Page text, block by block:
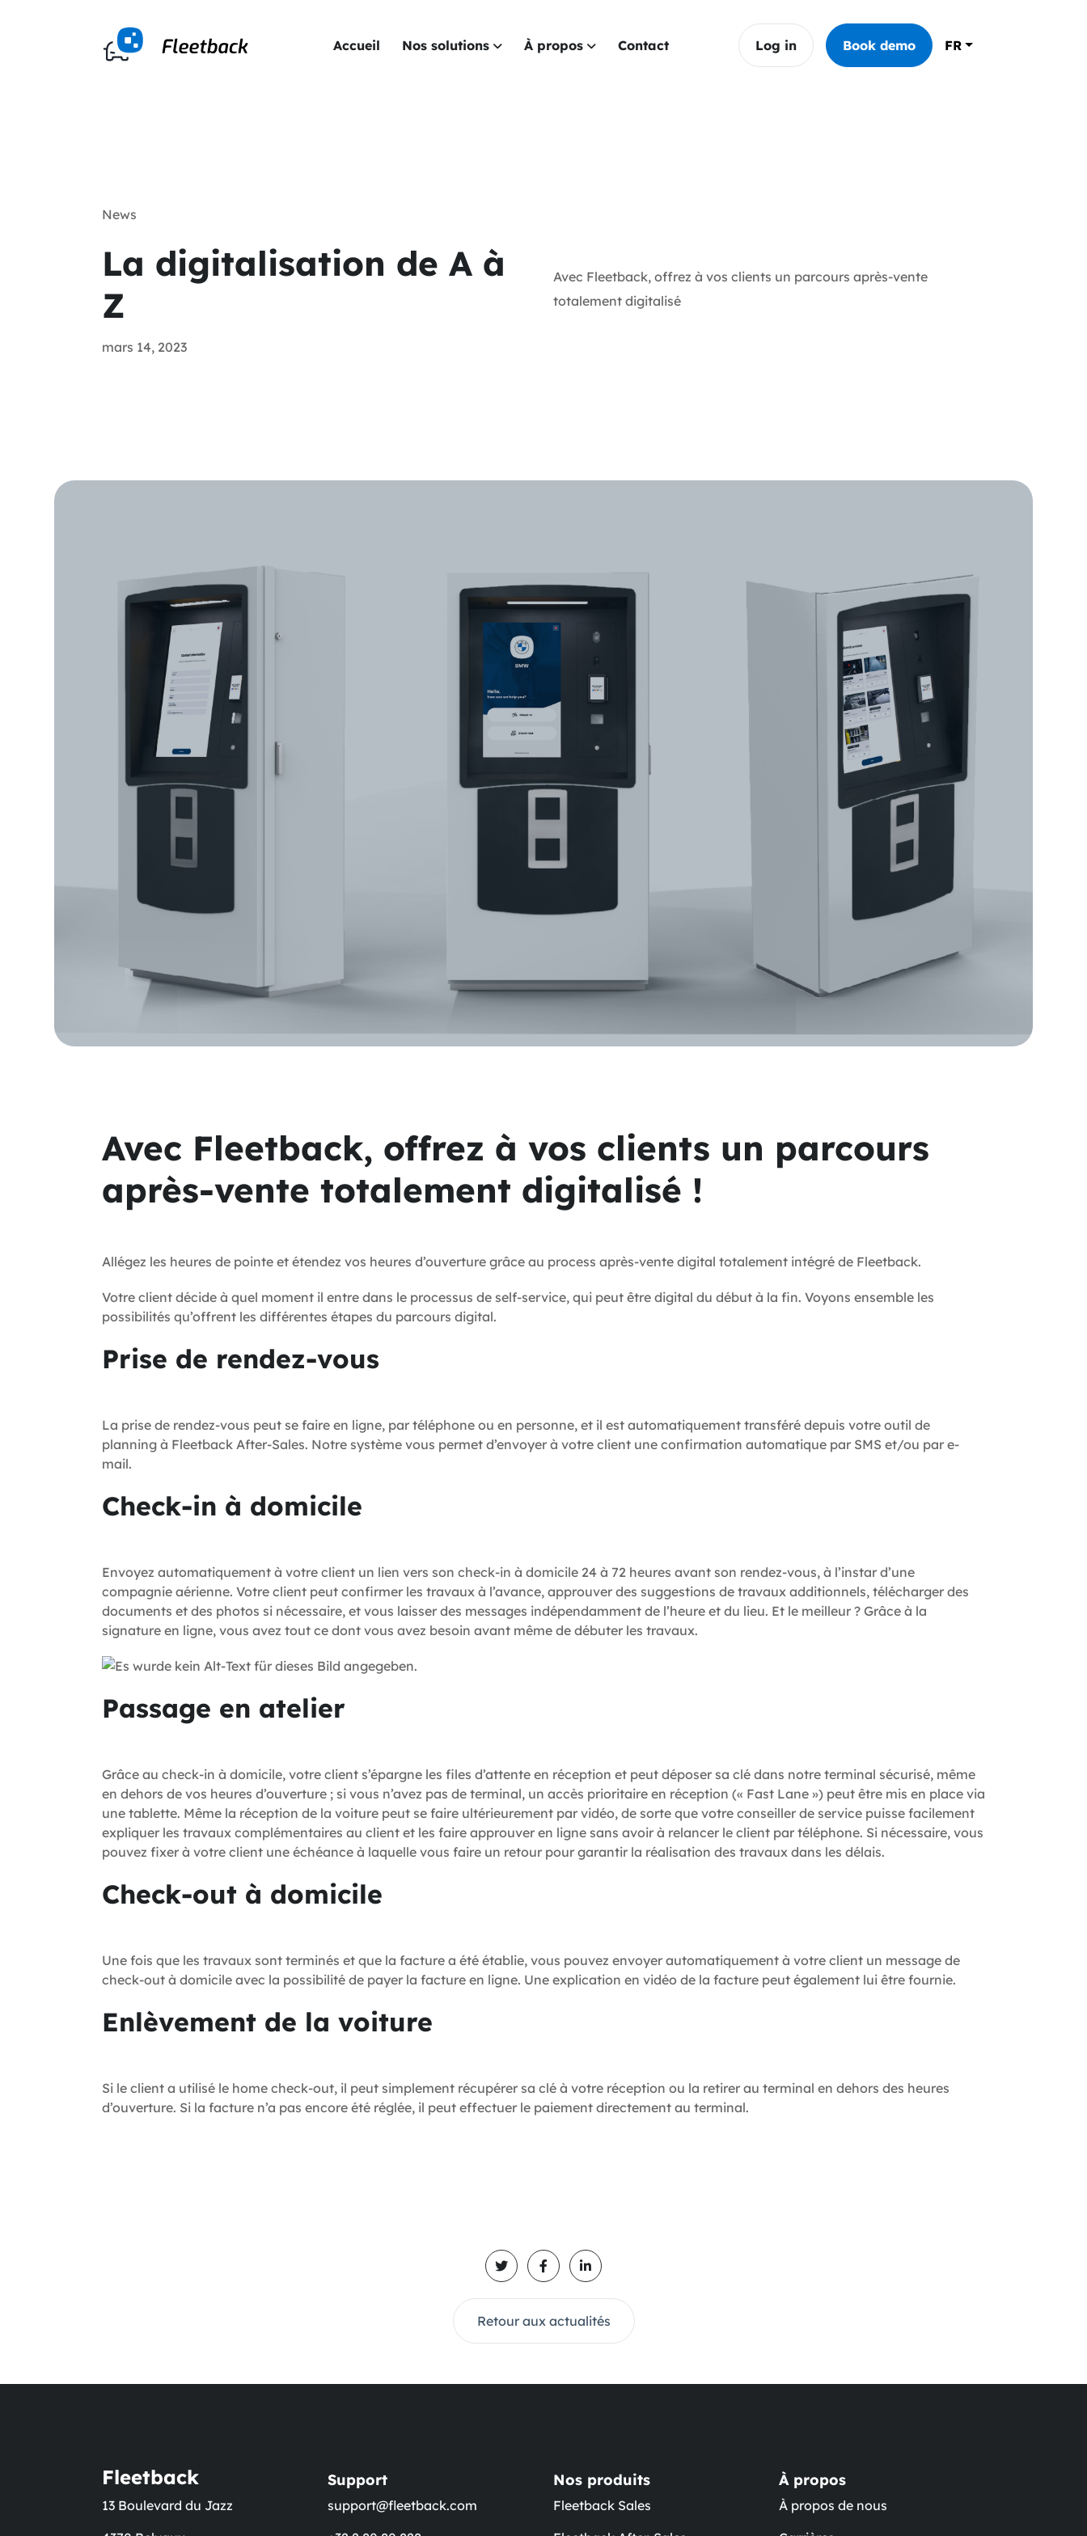
Accueil Nos solutions À propos Contact Log in Book demo FR
News
La digitalisation de A à
Z
mars 14, 2023
Avec Fleetback, offrez à vos clients un parcours après-vente
totalement digitalisé
Avec Fleetback, offrez à vos clients un parcours
après-vente totalement digitalisé !
Allégez les heures de pointe et étendez vos heures d’ouverture grâce au process après-vente digital totalement intégré de Fleetback.
Votre client décide à quel moment il entre dans le processus de self-service, qui peut être digital du début à la fin. Voyons ensemble les
possibilités qu’offrent les différentes étapes du parcours digital.
Prise de rendez-vous
La prise de rendez-vous peut se faire en ligne, par téléphone ou en personne, et il est automatiquement transféré depuis votre outil de
planning à Fleetback After-Sales. Notre système vous permet d’envoyer à votre client une confirmation automatique par SMS et/ou par e-
mail.
Check-in à domicile
Envoyez automatiquement à votre client un lien vers son check-in à domicile 24 à 72 heures avant son rendez-vous, à l’instar d’une
compagnie aérienne. Votre client peut confirmer les travaux à l’avance, approuver des suggestions de travaux additionnels, télécharger des
documents et des photos si nécessaire, et vous laisser des messages indépendamment de l’heure et du lieu. Et le meilleur ? Grâce à la
signature en ligne, vous avez tout ce dont vous avez besoin avant même de débuter les travaux.
Passage en atelier
Grâce au check-in à domicile, votre client s’épargne les files d’attente en réception et peut déposer sa clé dans notre terminal sécurisé, même
en dehors de vos heures d’ouverture ; si vous n’avez pas de terminal, un accès prioritaire en réception (« Fast Lane ») peut être mis en place via
une tablette. Même la réception de la voiture peut se faire ultérieurement par vidéo, de sorte que votre conseiller de service puisse facilement
expliquer les travaux complémentaires au client et les faire approuver en ligne sans avoir à relancer le client par téléphone. Si nécessaire, vous
pouvez fixer à votre client une échéance à laquelle vous faire un retour pour garantir la réalisation des travaux dans les délais.
Check-out à domicile
Une fois que les travaux sont terminés et que la facture a été établie, vous pouvez envoyer automatiquement à votre client un message de
check-out à domicile avec la possibilité de payer la facture en ligne. Une explication en vidéo de la facture peut également lui être fournie.
Enlèvement de la voiture
Si le client a utilisé le home check-out, il peut simplement récupérer sa clé à votre réception ou la retirer au terminal en dehors des heures
d’ouverture. Si la facture n’a pas encore été réglée, il peut effectuer le paiement directement au terminal.
Retour aux actualités
Fleetback
13 Boulevard du Jazz
Support
support@fleetback.com
Nos produits
Fleetback Sales
À propos
À propos de nous